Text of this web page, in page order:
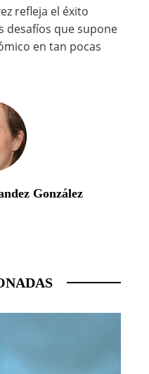
refleja el éxito
desafíos que supone
en tan pocas
González